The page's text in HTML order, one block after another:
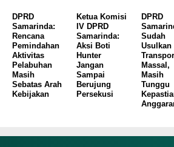
DPRD
Samarinda:
Rencana
Pemindahan
Aktivitas
Pelabuhan
Masih
Sebatas Arah
Kebijakan
Ketua Komisi
IV DPRD
Samarinda:
Aksi Boti
Hunter
Jangan
Sampai
Berujung
Persekusi
DPRD
Sudah
Usulkan
Massal,
Masih
Tunggu